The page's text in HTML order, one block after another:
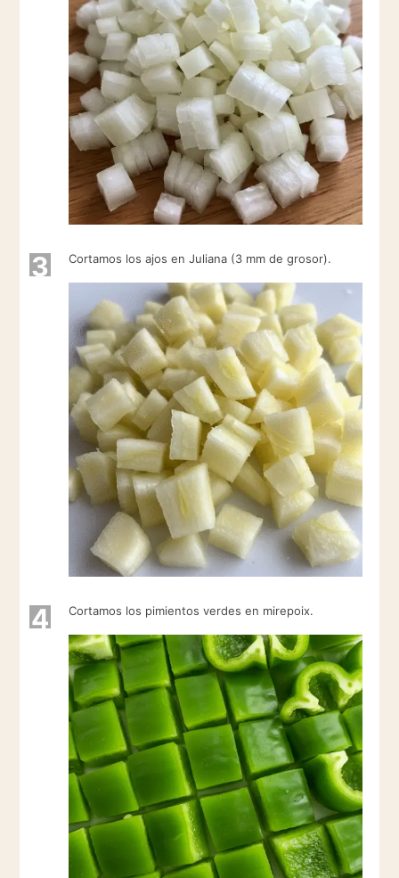
3 Cortamos los ajos en Juliana (3 mm de grosor).
4 Cortamos los pimientos verdes en mirepoix.